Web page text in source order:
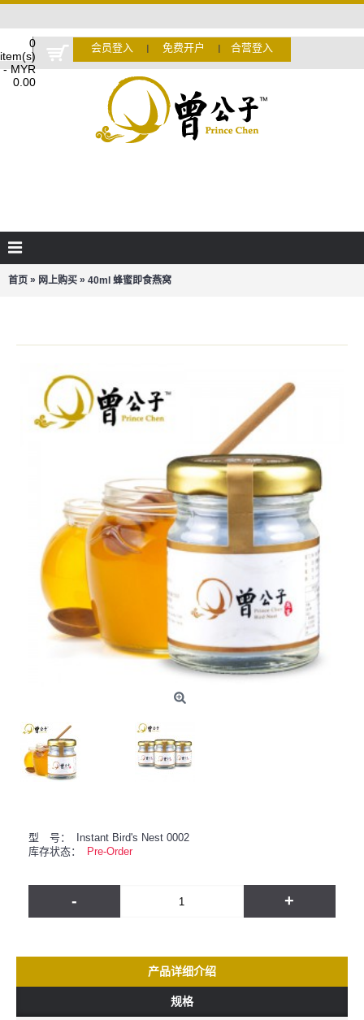
0
item(s)
- MYR
0.00
会员登入 免费开户 合营登入
首页 » 网上购买 » 40ml 蜂蜜即食燕窝
型 号：
Instant Bird's Nest 0002
库存状态：
Pre-Order
- +
产品详细介绍
规格